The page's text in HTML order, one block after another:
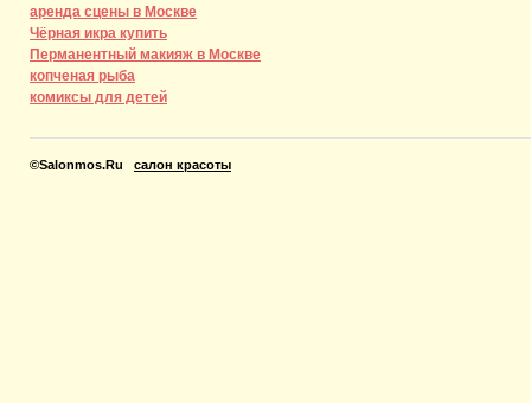
аренда сцены в Москве
Чёрная икра купить
Перманентный макияж в Москве
копченая рыба
комиксы для детей
©Salonmos.Ru салон красоты